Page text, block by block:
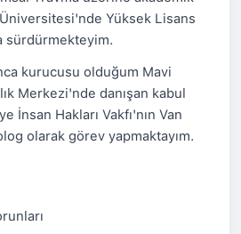
Üniversitesi'nde Yüksek Lisans
sürdürmekteyim.
kurucusu olduğum Mavi
Merkezi'nde danışan kabul
İnsan Hakları Vakfı'nın Van
olarak görev yapmaktayım.